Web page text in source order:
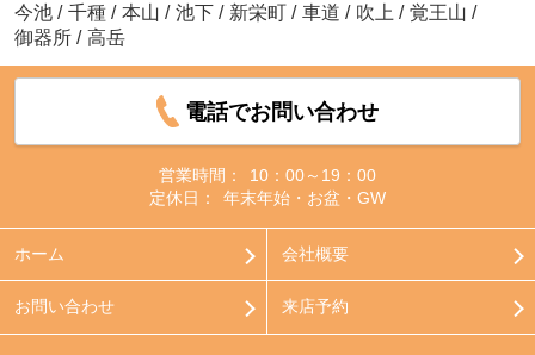
今池 / 千種 / 本山 / 池下 / 新栄町 / 車道 / 吹上 / 覚王山 /
御器所 / 高岳
電話でお問い合わせ
営業時間：
10：00～19：00
定休日：
年末年始・お盆・GW
ホーム 会社概要
お問い合わせ 来店予約